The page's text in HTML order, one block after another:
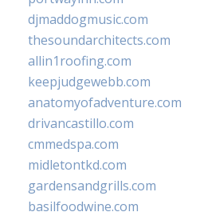
djmaddogmusic.com
thesoundarchitects.com
allin1roofing.com
keepjudgewebb.com
anatomyofadventure.com
drivancastillo.com
cmmedspa.com
midletontkd.com
gardensandgrills.com
basilfoodwine.com